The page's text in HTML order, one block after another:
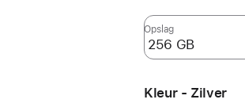
Opslag
Kleur - Zilver